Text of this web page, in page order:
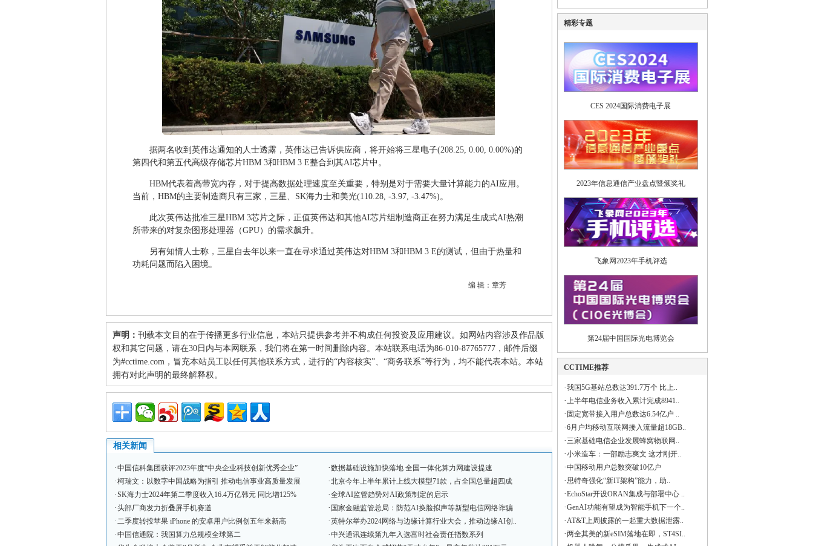
据两名收到英伟达通知的人士透露，英伟达已告诉供应商，将开始将三星电子(208.25, 0.00, 0.00%)的
第四代和第五代高级存储芯片HBM 3和HBM 3 E整合到其AI芯片中。
HBM代表着高带宽内存，对于提高数据处理速度至关重要，特别是对于需要大量计算能力的AI应用。
当前，HBM的主要制造商只有三家，三星、SK海力士和美光(110.28, -3.97, -3.47%)。
此次英伟达批准三星HBM 3芯片之际，正值英伟达和其他AI芯片组制造商正在努力满足生成式AI热潮
所带来的对复杂图形处理器（GPU）的需求飙升。
另有知情人士称，三星自去年以来一直在寻求通过英伟达对HBM 3和HBM 3 E的测试，但由于热量和
功耗问题而陷入困境。
编 辑：章芳
声明： 刊载本文目的在于传播更多行业信息，本站只提供参考并不构成任何投资及应用建议。如网站内容涉及作品版
权和其它问题，请在30日内与本网联系，我们将在第一时间删除内容。本站联系电话为86-010-87765777，邮件后缀
为#cctime.com，冒充本站员工以任何其他联系方式，进行的“内容核实”、“商务联系”等行为，均不能代表本站。本站
拥有对此声明的最终解释权。
相关新闻
·中国信科集团获评2023年度“中央企业科技创新优秀企业” ·数据基础设施加快落地 全国一体化算力网建设提速
·柯瑞文：以数字中国战略为指引 推动电信事业高质量发展 ·北京今年上半年累计上线大模型71款，占全国总量超四成
·SK海力士2024年第二季度收入16.4万亿韩元 同比增125% ·全球AI监管趋势对AI政策制定的启示
·头部厂商发力折叠屏手机赛道 · 国家金融监管总局：防范AI换脸拟声等新型电信网络诈骗
·二季度转投苹果 iPhone 的安卓用户比例创五年来新高 ·英特尔举办2024网络与边缘计算行业大会，推动边缘AI创..
·中国信通院：我国算力总规模全球第二 ·中兴通讯连续第九年入选富时社会责任指数系列
精彩专题
CES 2024国际消费电子展
2023年信息通信产业盘点暨颁奖礼
飞象网2023年手机评选
第24届中国国际光电博览会
CCTIME推荐
·我国5G基站总数达391.7万个 比上..
·上半年电信业务收入累计完成8941..
· 固定宽带接入用户总数达6.54亿户 ..
·6月户均移动互联网接入流量超18GB..
·三家基础电信企业发展蜂窝物联网..
·小米造车：一部励志爽文 这才刚开..
·中国移动用户总数突破10亿户
·思特奇强化“新IT架构”能力，助..
·EchoStar开设ORAN集成与部署中心 ..
·GenAI功能有望成为智能手机下一个..
·AT&T上周披露的一起重大数据泄露..
·两全其美的新eSIM落地在即，ST4SI..